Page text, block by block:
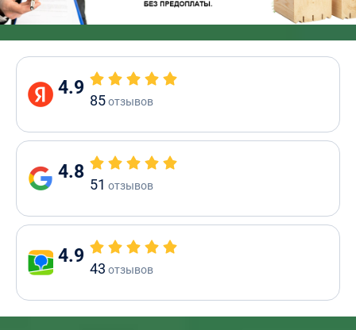
4.9
85отзывов
4.8
51 отзывов
4.9
43 отзывов